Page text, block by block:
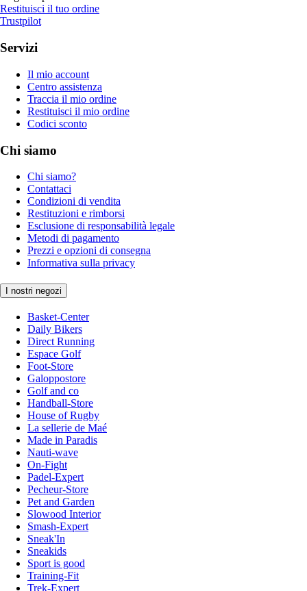
Restituisci il tuo ordine
Trustpilot
Servizi
Il mio account
Centro assistenza
Traccia il mio ordine
Restituisci il mio ordine
Codici sconto
Chi siamo
Chi siamo?
Contattaci
Condizioni di vendita
Restituzioni e rimborsi
Esclusione di responsabilità legale
Metodi di pagamento
Prezzi e opzioni di consegna
Informativa sulla privacy
I nostri negozi
Basket-Center
Daily Bikers
Direct Running
Espace Golf
Foot-Store
Galoppostore
Golf and co
Handball-Store
House of Rugby
La sellerie de Maé
Made in Paradis
Nauti-wave
On-Fight
Padel-Expert
Pecheur-Store
Pet and Garden
Slowood Interior
Smash-Expert
Sneak'In
Sneakids
Sport is good
Training-Fit
Trek-Expert